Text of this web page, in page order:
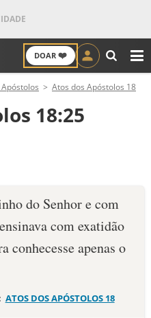
DOAR ❤️
Atos dos Apóstolos 18
18:25
do Senhor e com
com exatidão
conhecesse apenas o
ATOS DOS APÓSTOLOS 18